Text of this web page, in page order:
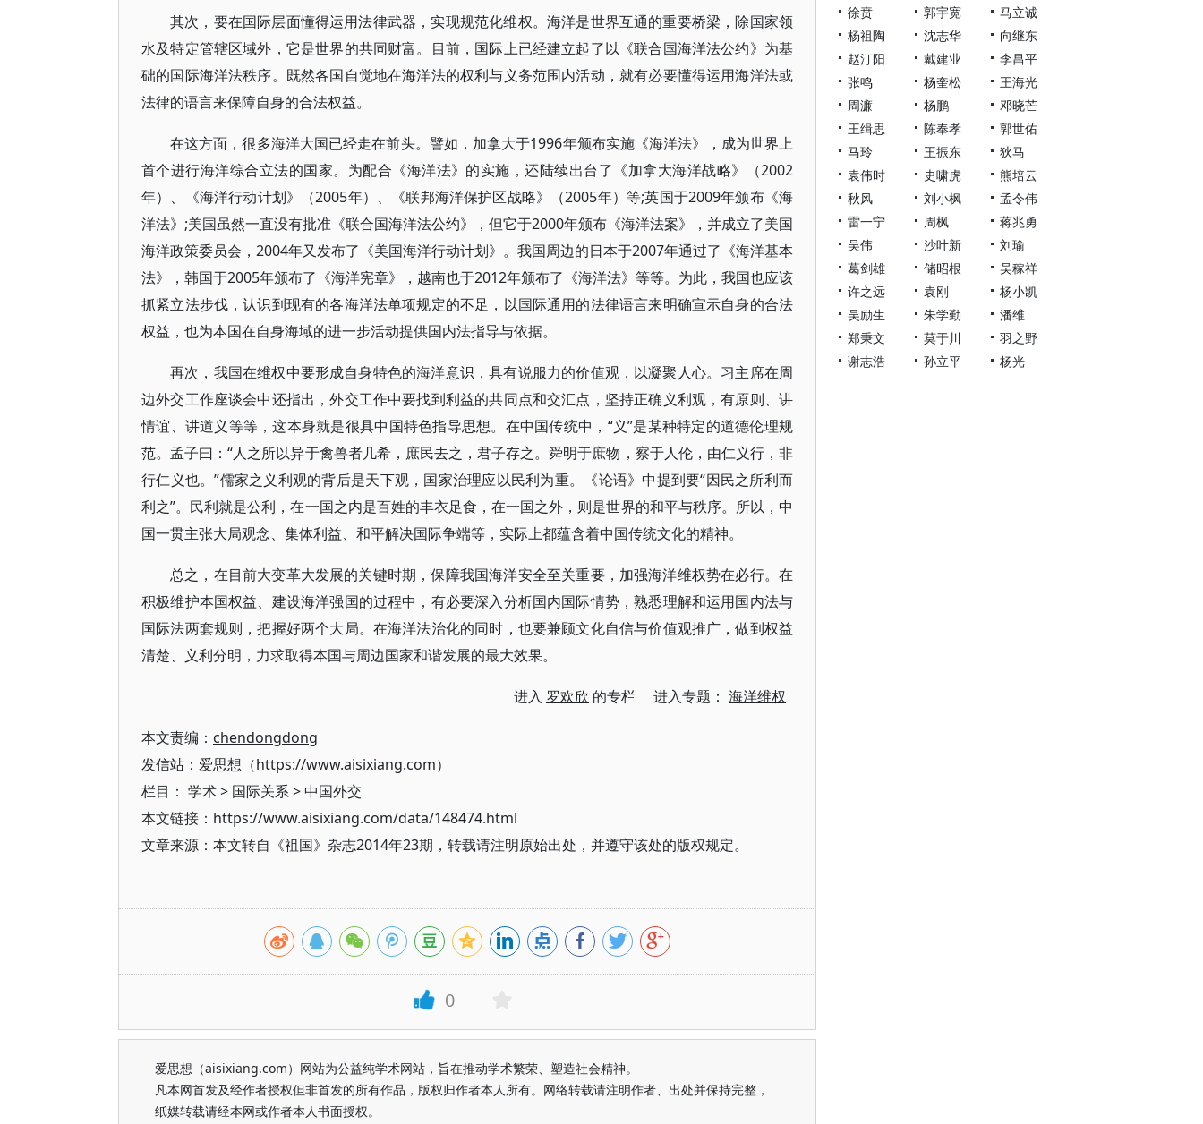
其次，要在国际层面懂得运用法律武器，实现规范化维权。海洋是世界互通的重要桥梁，除国家领
水及特定管辖区域外，它是世界的共同财富。目前，国际上已经建立起了以《联合国海洋法公约》为基
础的国际海洋法秩序。既然各国自觉地在海洋法的权利与义务范围内活动，就有必要懂得运用海洋法或
法律的语言来保障自身的合法权益。
在这方面，很多海洋大国已经走在前头。譬如，加拿大于1996年颁布实施《海洋法》，成为世界上
首个进行海洋综合立法的国家。为配合《海洋法》的实施，还陆续出台了《加拿大海洋战略》（2002
年）、《海洋行动计划》（2005年）、《联邦海洋保护区战略》（2005年）等;英国于2009年颁布《海
洋法》;美国虽然一直没有批准《联合国海洋法公约》，但它于2000年颁布《海洋法案》，并成立了美国
海洋政策委员会，2004年又发布了《美国海洋行动计划》。我国周边的日本于2007年通过了《海洋基本
法》，韩国于2005年颁布了《海洋宪章》，越南也于2012年颁布了《海洋法》等等。为此，我国也应该
抓紧立法步伐，认识到现有的各海洋法单项规定的不足，以国际通用的法律语言来明确宣示自身的合法
权益，也为本国在自身海域的进一步活动提供国内法指导与依据。
再次，我国在维权中要形成自身特色的海洋意识，具有说服力的价值观，以凝聚人心。习主席在周
边外交工作座谈会中还指出，外交工作中要找到利益的共同点和交汇点，坚持正确义利观，有原则、讲
情谊、讲道义等等，这本身就是很具中国特色指导思想。在中国传统中，“义”是某种特定的道德伦理规
范。孟子曰：“人之所以异于禽兽者几希，庶民去之，君子存之。舜明于庶物，察于人伦，由仁义行，非
行仁义也。”儒家之义利观的背后是天下观，国家治理应以民利为重。《论语》中提到要“因民之所利而
利之”。民利就是公利，在一国之内是百姓的丰衣足食，在一国之外，则是世界的和平与秩序。所以，中
国一贯主张大局观念、集体利益、和平解决国际争端等，实际上都蕴含着中国传统文化的精神。
总之，在目前大变革大发展的关键时期，保障我国海洋安全至关重要，加强海洋维权势在必行。在
积极维护本国权益、建设海洋强国的过程中，有必要深入分析国内国际情势，熟悉理解和运用国内法与
国际法两套规则，把握好两个大局。在海洋法治化的同时，也要兼顾文化自信与价值观推广，做到权益
清楚、义利分明，力求取得本国与周边国家和谐发展的最大效果。
进入 罗欢欣 的专栏 进入专题： 海洋维权
本文责编： chendongdong
发信站：爱思想（https://www.aisixiang.com）
栏目： 学术> 国际关系>中国外交
本文链接：https://www.aisixiang.com/data/148474.html
文章来源：本文转自《祖国》杂志2014年23期，转载请注明原始出处，并遵守该处的版权规定。
0
爱思想（aisixiang.com）网站为公益纯学术网站，旨在推动学术繁荣、塑造社会精神。
凡本网首发及经作者授权但非首发的所有作品，版权归作者本人所有。网络转载请注明作者、出处并保持完整，
纸媒转载请经本网或作者本人书面授权。
徐贲
郭宇宽
马立诚
杨祖陶
沈志华
向继东
赵汀阳
戴建业
李昌平
张鸣
杨奎松
王海光
周濂
杨鹏
邓晓芒
王缉思
陈奉孝
郭世佑
马玲
王振东
狄马
袁伟时
史啸虎
熊培云
秋风
刘小枫
孟令伟
雷一宁
周枫
蒋兆勇
吴伟
沙叶新
刘瑜
葛剑雄
储昭根
吴稼祥
许之远
袁刚
杨小凯
吴励生
朱学勤
潘维
郑秉文
莫于川
羽之野
谢志浩
孙立平 杨光